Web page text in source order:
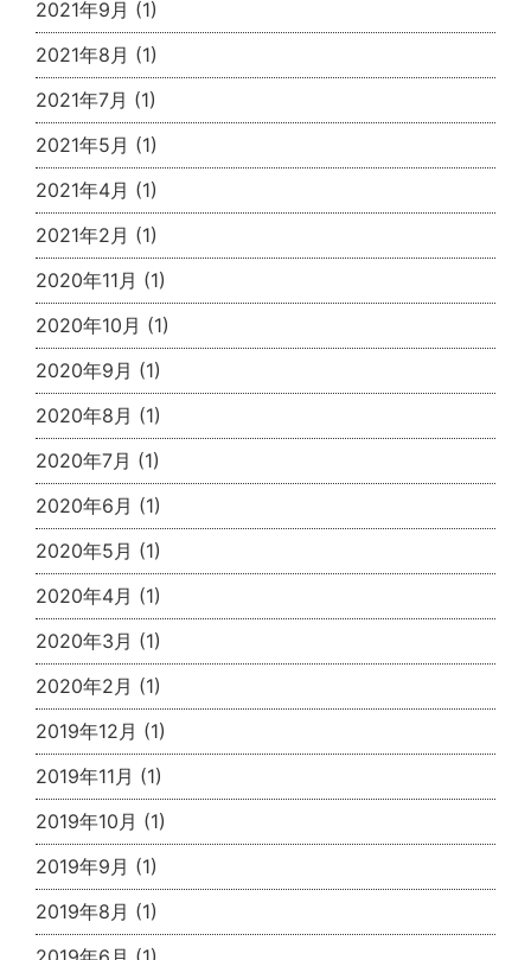
2021年9月 (1)
2021年8月 (1)
2021年7月 (1)
2021年5月 (1)
2021年4月 (1)
2021年2月 (1)
2020年11月 (1)
2020年10月 (1)
2020年9月 (1)
2020年8月 (1)
2020年7月 (1)
2020年6月 (1)
2020年5月 (1)
2020年4月 (1)
2020年3月 (1)
2020年2月 (1)
2019年12月 (1)
2019年11月 (1)
2019年10月 (1)
2019年9月 (1)
2019年8月 (1)